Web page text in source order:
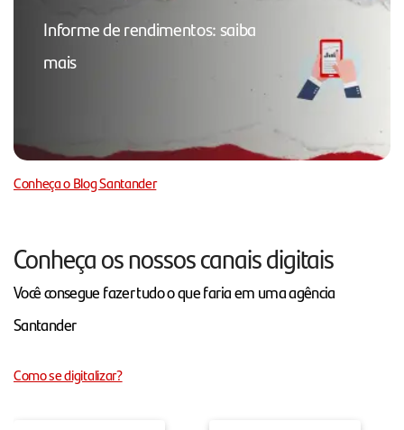
Informe de rendimentos: saiba
mais
Conheça o Blog Santander
Conheça os nossos canais digitais
Você consegue fazer tudo o que faria em uma agência
Santander
Como se digitalizar?